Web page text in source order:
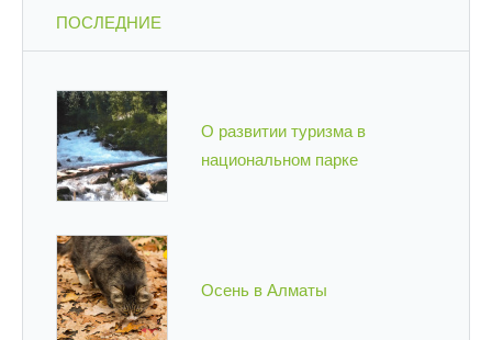
ПОСЛЕДНИЕ
О развитии туризма в
национальном парке
Осень в Алматы